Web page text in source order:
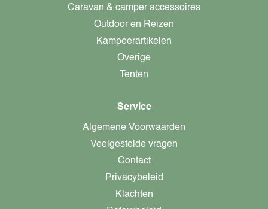
Caravan & camper accessoires
Outdoor en Reizen
Kampeerartikelen
Overige
Tenten
Service
Algemene Voorwaarden
Veelgestelde vragen
Contact
Privacybeleid
Klachten